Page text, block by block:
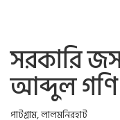
সরকারি
আব্দুল
পাটগ্রাম, লালমনিরহাট